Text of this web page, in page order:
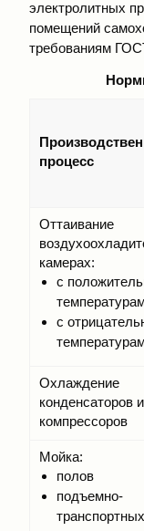
электролитных
помещений
требованиям
процесс
Оттаивание
камерах:
с
с
Охлаждение
конденсаторов и
компрессоров
Мойка:
полов
подъемно-
транспортных